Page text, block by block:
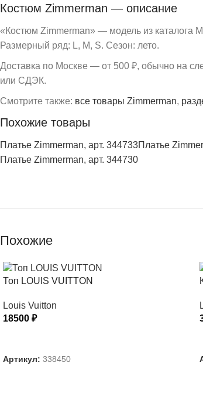
Костюм Zimmerman — описание
«Костюм Zimmerman» — модель из каталога
Размерный ряд: L, M, S. Сезон: лето.
Доставка по Москве — от 500 ₽, обычно на
или СДЭК.
Смотрите также: все товары Zimmerman,
Похожие товары
Платье Zimmerman, арт. 344733Платье
Платье Zimmerman, арт. 344730
Похожие
Топ LOUIS VUITTON
Louis Vuitton
18500 ₽
Артикул: 338450